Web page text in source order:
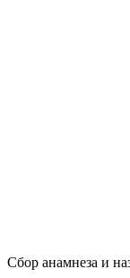
Сбор анамнеза и